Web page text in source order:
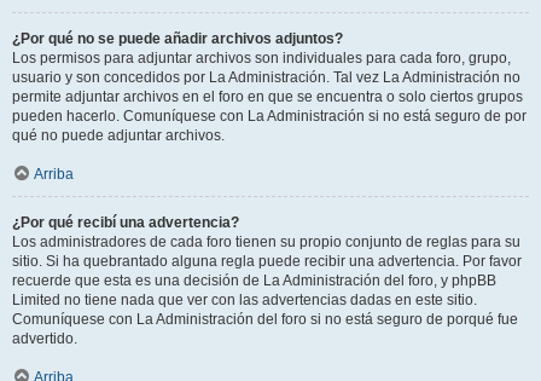
¿Por qué no se puede añadir archivos adjuntos?
Los permisos para adjuntar archivos son individuales para cada foro, grupo,
usuario y son concedidos por La Administración. Tal vez La Administración no
permite adjuntar archivos en el foro en que se encuentra o solo ciertos grupos
pueden hacerlo. Comuníquese con La Administración si no está seguro de por
qué no puede adjuntar archivos.
Arriba
¿Por qué recibí una advertencia?
Los administradores de cada foro tienen su propio conjunto de reglas para su
sitio. Si ha quebrantado alguna regla puede recibir una advertencia. Por favor
recuerde que esta es una decisión de La Administración del foro, y phpBB
Limited no tiene nada que ver con las advertencias dadas en este sitio.
Comuníquese con La Administración del foro si no está seguro de porqué fue
advertido.
Arriba